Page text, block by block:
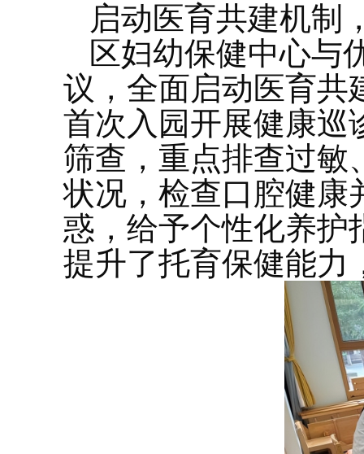
启动医育共建机制
区妇幼保健中心与
议，全面启动医育共
首次入园开展健康巡
筛查，重点排查过敏
状况，检查口腔健康
惑，给予个性化养护
提升了托育保健能力